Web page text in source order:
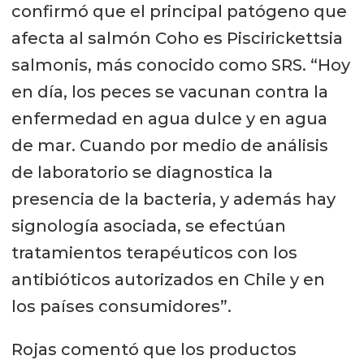
confirmó que el principal patógeno que
afecta al salmón Coho es Piscirickettsia
salmonis, más conocido como SRS. “Hoy
en día, los peces se vacunan contra la
enfermedad en agua dulce y en agua
de mar. Cuando por medio de análisis
de laboratorio se diagnostica la
presencia de la bacteria, y además hay
signología asociada, se efectúan
tratamientos terapéuticos con los
antibióticos autorizados en Chile y en
los países consumidores”.
Rojas comentó que los productos